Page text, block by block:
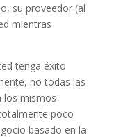
su proveedor (al
mientras
tenga éxito
no todas las
los mismos
poco
basado en la